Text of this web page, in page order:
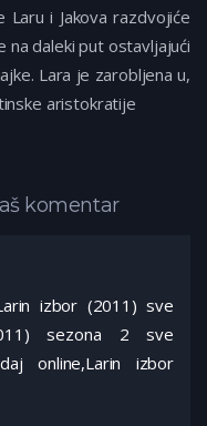
Laru i Jakova razdvojiće
na daleki put ostavljajući
Lara je zarobljena u,
aristokratije
komentar
izbor (2011) sve
sezona 2 sve
online,Larin izbor